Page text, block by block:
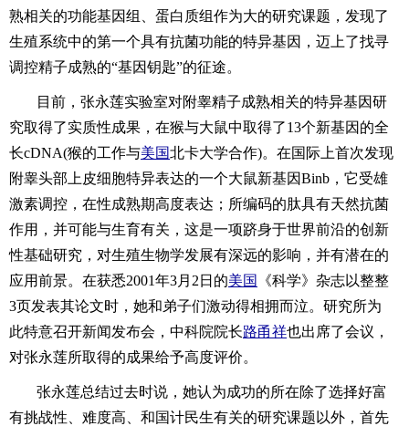
熟相关的功能基因组、蛋白质组作为大的研究课题，发现了
生殖系统中的第一个具有抗菌功能的特异基因，迈上了找寻
调控精子成熟的“基因钥匙”的征途。
目前，张永莲实验室对附睾精子成熟相关的特异基因研
究取得了实质性成果，在猴与大鼠中取得了13个新基因的全
长cDNA(猴的工作与美国北卡大学合作)。在国际上首次发现
附睾头部上皮细胞特异表达的一个大鼠新基因Binb，它受雄
激素调控，在性成熟期高度表达；所编码的肽具有天然抗菌
作用，并可能与生育有关，这是一项跻身于世界前沿的创新
性基础研究，对生殖生物学发展有深远的影响，并有潜在的
应用前景。在获悉2001年3月2日的美国
《科学》杂志以整整
3页发表其论文时，她和弟子们激动得相拥而泣。研究所为
此特意召开新闻发布会，中科院院长路甬祥也出席了会议，
对张永莲所取得的成果给予高度评价。
张永莲总结过去时说，她认为成功的所在除了选择好富
有挑战性、难度高、和国计民生有关的研究课题以外，首先